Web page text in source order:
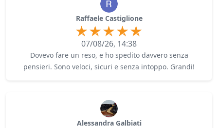
Raffaele Castiglione
07/08/26, 14:38
Dovevo fare un reso, e ho spedito davvero senza
pensieri. Sono veloci, sicuri e senza intoppo. Grandi!
Alessandra Galbiati